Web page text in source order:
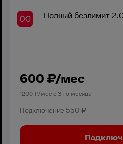
Полный безлимит 2.0
600 ₽/мес
1200₽/мес с 3-го месяца
Подключение 550 ₽